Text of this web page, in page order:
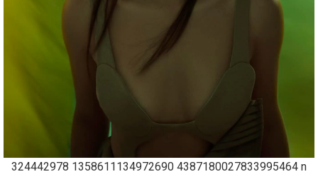
324442978 1358611134972690 4387180027833995464 n